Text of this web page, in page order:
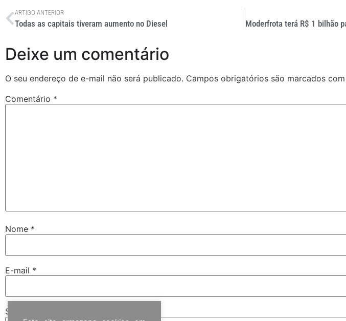
ARTIGO ANTERIOR
Todas as capitais tiveram aumento no Diesel
Deixe um comentário
O seu endereço de e-mail não será publicado. Campos obrigatórios são marcados com
Comentário *
Nome *
E-mail *
Site